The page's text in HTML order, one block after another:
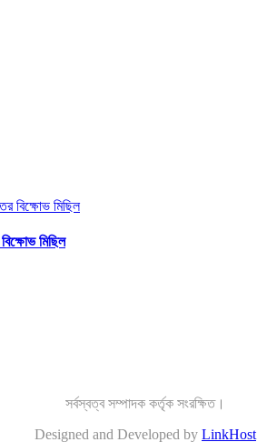
মিছিল
সর্বস্বত্ব সম্পাদক কর্তৃক সংরক্ষিত।
Designed and Developed by LinkHost